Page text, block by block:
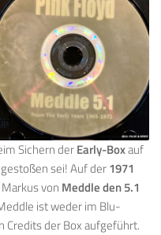
Sichern derEarly-Boxauf
gestoßen sei! Auf der1971
von Meddle den 5.1
ist weder im Blu-
Credits der Box aufgeführt.